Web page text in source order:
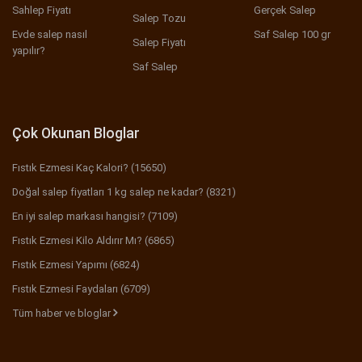
Sahlep Fiyatı
Evde salep nasıl
yapılır?
Salep Tozu
Salep Fiyatı
Saf Salep
Gerçek Salep
Saf Salep 100 gr
Çok Okunan Bloglar
Fıstık Ezmesi Kaç Kalori? (15650)
Doğal salep fiyatları 1 kg salep ne kadar? (8321)
En iyi salep markası hangisi? (7109)
Fıstık Ezmesi Kilo Aldırır Mı? (6865)
Fıstık Ezmesi Yapımı (6824)
Fıstık Ezmesi Faydaları (6709)
Tüm haber ve bloglar